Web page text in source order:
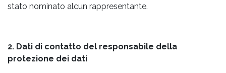
stato nominato alcun rappresentante.
2. Dati di contatto del responsabile della
protezione dei dati